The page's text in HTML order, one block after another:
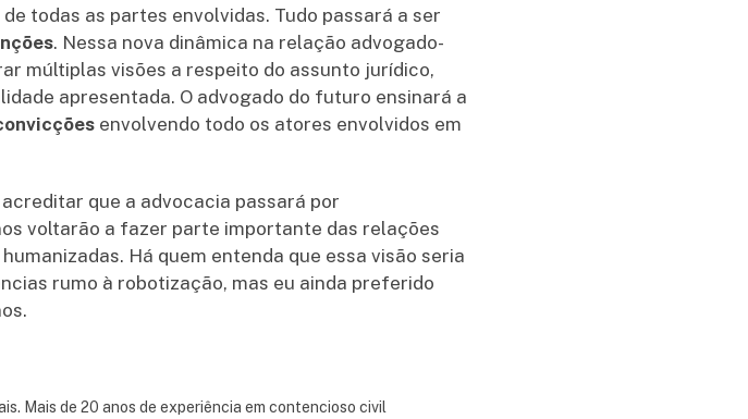
todas as partes envolvidas. Tudo passará a ser
. Nessa nova dinâmica na relação advogado-
múltiplas visões a respeito do assunto jurídico,
apresentada. O advogado do futuro ensinará a
envolvendo todo os atores envolvidos em
que a advocacia passará por
voltarão a fazer parte importante das relações
Há quem entenda que essa visão seria
rumo à robotização, mas eu ainda preferido
Mais de 20 anos de experiência em contencioso civil